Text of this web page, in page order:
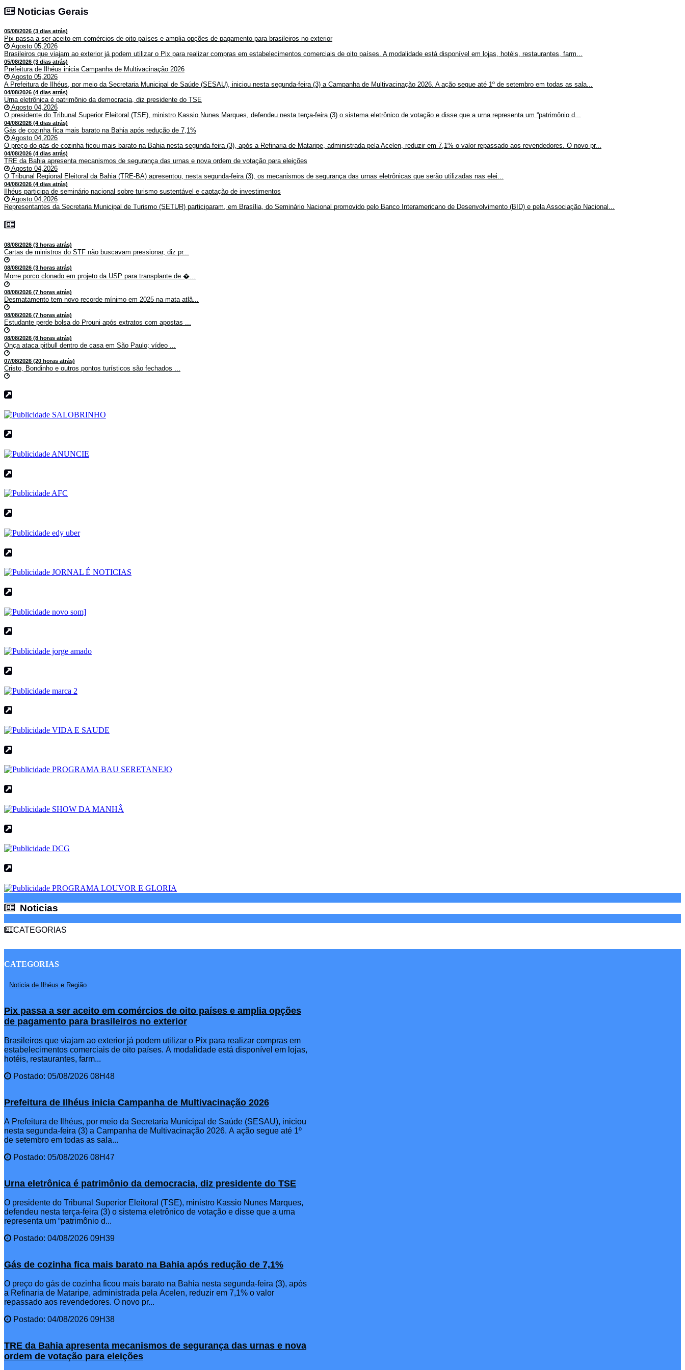
Noticias Gerais
05/08/2026 (3 dias atrás)
Pix passa a ser aceito em comércios de oito países e amplia opções de pagamento para brasileiros no exterior
Agosto 05,2026
Brasileiros que viajam ao exterior já podem utilizar o Pix para realizar compras em estabelecimentos comerciais de oito países. A modalidade está disponível em lojas, hotéis, restaurantes, farm...
05/08/2026 (3 dias atrás)
Prefeitura de Ilhéus inicia Campanha de Multivacinação 2026
Agosto 05,2026
A Prefeitura de Ilhéus, por meio da Secretaria Municipal de Saúde (SESAU), iniciou nesta segunda-feira (3) a Campanha de Multivacinação 2026. A ação segue até 1º de setembro em todas as sala...
04/08/2026 (4 dias atrás)
Urna eletrônica é patrimônio da democracia, diz presidente do TSE
Agosto 04,2026
O presidente do Tribunal Superior Eleitoral (TSE), ministro Kassio Nunes Marques, defendeu nesta terça-feira (3) o sistema eletrônico de votação e disse que a urna representa um “patrimônio d...
04/08/2026 (4 dias atrás)
Gás de cozinha fica mais barato na Bahia após redução de 7,1%
Agosto 04,2026
O preço do gás de cozinha ficou mais barato na Bahia nesta segunda-feira (3), após a Refinaria de Mataripe, administrada pela Acelen, reduzir em 7,1% o valor repassado aos revendedores. O novo pr...
04/08/2026 (4 dias atrás)
TRE da Bahia apresenta mecanismos de segurança das urnas e nova ordem de votação para eleições
Agosto 04,2026
O Tribunal Regional Eleitoral da Bahia (TRE-BA) apresentou, nesta segunda-feira (3), os mecanismos de segurança das urnas eletrônicas que serão utilizadas nas elei...
04/08/2026 (4 dias atrás)
Ilhéus participa de seminário nacional sobre turismo sustentável e captação de investimentos
Agosto 04,2026
Representantes da Secretaria Municipal de Turismo (SETUR) participaram, em Brasília, do Seminário Nacional promovido pelo Banco Interamericano de Desenvolvimento (BID) e pela Associação Nacional...
08/08/2026 (3 horas atrás)
Cartas de ministros do STF não buscavam pressionar, diz pr...
08/08/2026 (3 horas atrás)
Morre porco clonado em projeto da USP para transplante de �...
08/08/2026 (7 horas atrás)
Desmatamento tem novo recorde mínimo em 2025 na mata atlâ...
08/08/2026 (7 horas atrás)
Estudante perde bolsa do Prouni após extratos com apostas ...
08/08/2026 (8 horas atrás)
Onça ataca pitbull dentro de casa em São Paulo; vídeo ...
07/08/2026 (20 horas atrás)
Cristo, Bondinho e outros pontos turísticos são fechados ...
Noticias
CATEGORIAS
CATEGORIAS
Noticia de Ilhéus e Região
Pix passa a ser aceito em comércios de oito países e amplia opções
de pagamento para brasileiros no exterior
Brasileiros que viajam ao exterior já podem utilizar o Pix para realizar compras em
estabelecimentos comerciais de oito países. A modalidade está disponível em lojas,
hotéis, restaurantes, farm...
Postado: 05/08/2026 08H48
Prefeitura de Ilhéus inicia Campanha de Multivacinação 2026
A Prefeitura de Ilhéus, por meio da Secretaria Municipal de Saúde (SESAU), iniciou
nesta segunda-feira (3) a Campanha de Multivacinação 2026. A ação segue até 1º
de setembro em todas as sala...
Postado: 05/08/2026 08H47
Urna eletrônica é patrimônio da democracia, diz presidente do TSE
O presidente do Tribunal Superior Eleitoral (TSE), ministro Kassio Nunes Marques,
defendeu nesta terça-feira (3) o sistema eletrônico de votação e disse que a urna
representa um “patrimônio d...
Postado: 04/08/2026 09H39
Gás de cozinha fica mais barato na Bahia após redução de 7,1%
O preço do gás de cozinha ficou mais barato na Bahia nesta segunda-feira (3), após
a Refinaria de Mataripe, administrada pela Acelen, reduzir em 7,1% o valor
repassado aos revendedores. O novo pr...
Postado: 04/08/2026 09H38
TRE da Bahia apresenta mecanismos de segurança das urnas e nova
ordem de votação para eleições